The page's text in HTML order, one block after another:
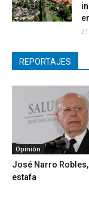
REPORTAJES
Opinión
José Narro
estafa